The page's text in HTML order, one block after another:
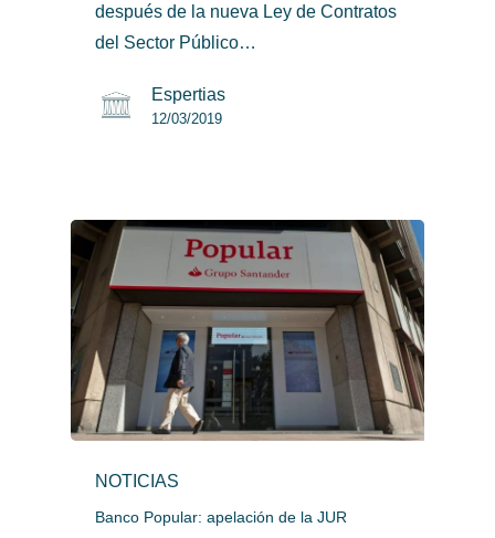
después de la nueva Ley de Contratos
del Sector Público…
Espertias
12/03/2019
NOTICIAS
Banco Popular: apelación de la JUR